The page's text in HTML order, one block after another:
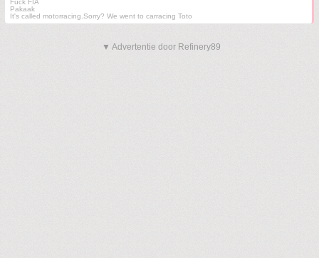
Fuck FIA
Pakaak
It's called motorracing.Sorry? We went to carracing Toto
▼ Advertentie door Refinery89